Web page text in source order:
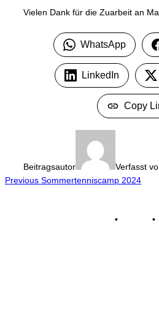
Vielen Dank für die Zuarbeit an
WhatsApp
LinkedIn
Copy
Beitragsautor Verfasst
Beitragsnavigation
Previous
Previous Sommertenniscamp 2024
• •